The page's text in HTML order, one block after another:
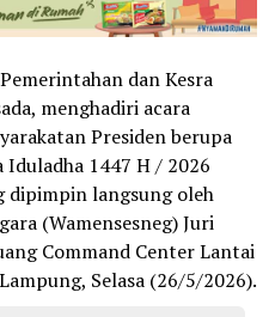
dan Kesra
menghadiri acara
Presiden berupa
Iduladha 1447 H / 2026
dipimpin langsung oleh
(Wamensesneg) Juri
Command Center Lantai
Selasa (26/5/2026).